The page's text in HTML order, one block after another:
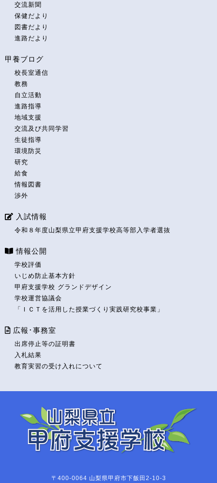
交流新聞
保健だより
図書だより
進路だより
甲養ブログ
校長室通信
教務
自立活動
進路指導
地域支援
交流及び共同学習
生徒指導
環境防災
研究
給食
情報図書
渉外
入試情報
令和８年度山梨県立甲府支援学校高等部入学者選抜
情報公開
学校評価
いじめ防止基本方針
甲府支援学校 グランドデザイン
学校運営協議会
「ＩＣＴを活用した授業づくり実践研究校事業」
広報･事務室
出席停止等の証明書
入札結果
教育実習の受け入れについて
〒400-0064 山梨県甲府市下飯田2-10-3